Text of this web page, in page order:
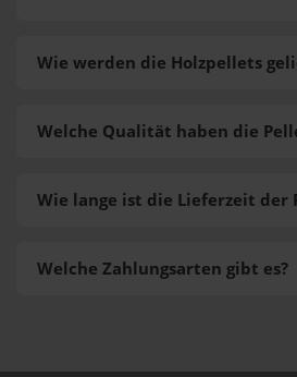
Wie werden die Holzpellets
Welche Zahlungsarten gibt es?
Welche Qualität haben die
Wie lange ist die Lieferzeit der